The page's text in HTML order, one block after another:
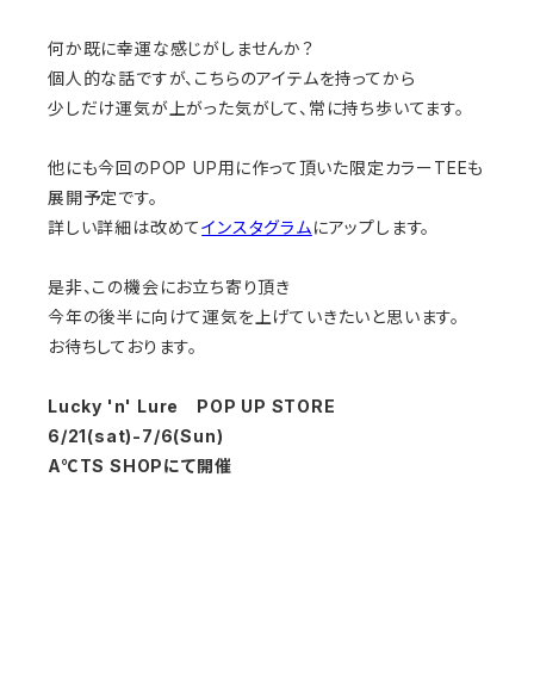
何か既に幸運な感じがしませんか？
個人的な話ですが、こちらのアイテムを持ってから
少しだけ運気が上がった気がして、常に持ち歩いてます。
他にも今回のPOP UP用に作って頂いた限定カラーTEEも
展開予定です。
詳しい詳細は改めてインスタグラムにアップします。
是非、この機会にお立ち寄り頂き
今年の後半に向けて運気を上げていきたいと思います。
お待ちしております。
Lucky 'n' Lure POP UP STORE
6/21(sat)-7/6(Sun)
A℃TS SHOPにて開催